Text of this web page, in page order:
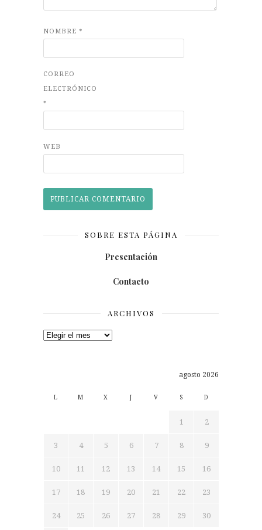
NOMBRE *
CORREO
ELECTRÓNICO
*
WEB
SOBRE ESTA PÁGINA
Presentación
Contacto
ARCHIVOS
Archivos
agosto 2026
L M X J V S D
1 2
3 4 5 6 7 8 9
10 11 12 13 14 15 16
17 18 19 20 21 22 23
24 25 26 27 28 29 30